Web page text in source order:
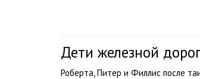
Дети железной
Роберта, Питер и Филлис после